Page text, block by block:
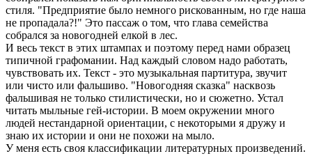
стиля. "Предприятие было немного рискованным, но где наша
не пропадала?!" Это пассаж о том, что глава семейства
собрался за новогодней елкой в лес.
И весь текст в этих штампах и поэтому перед нами образец
типичной графомании. Над каждый словом надо работать,
чувствовать их. Текст - это музыкальная партитура, звучит
или чисто или фальшиво. "Новогодняя сказка" насквозь
фальшивая не только стилистически, но и сюжетно. Устал
читать мыльные гей-истории. В моем окружении много
людей нестандарной ориентации, с некоторыми я дружу и
знаю их истории и они не похожи на мыло.
У меня есть своя классификации литературных произведений.